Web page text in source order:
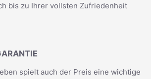
bis zu Ihrer vollsten Zufriedenheit
spielt auch der Preis eine wichtige